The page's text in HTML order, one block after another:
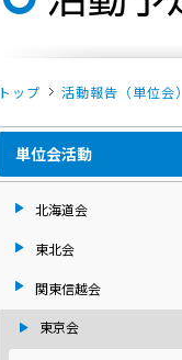
トップ 活動報告（単位会）
単位会活動
北海道会
東北会
関東信越会
東京会